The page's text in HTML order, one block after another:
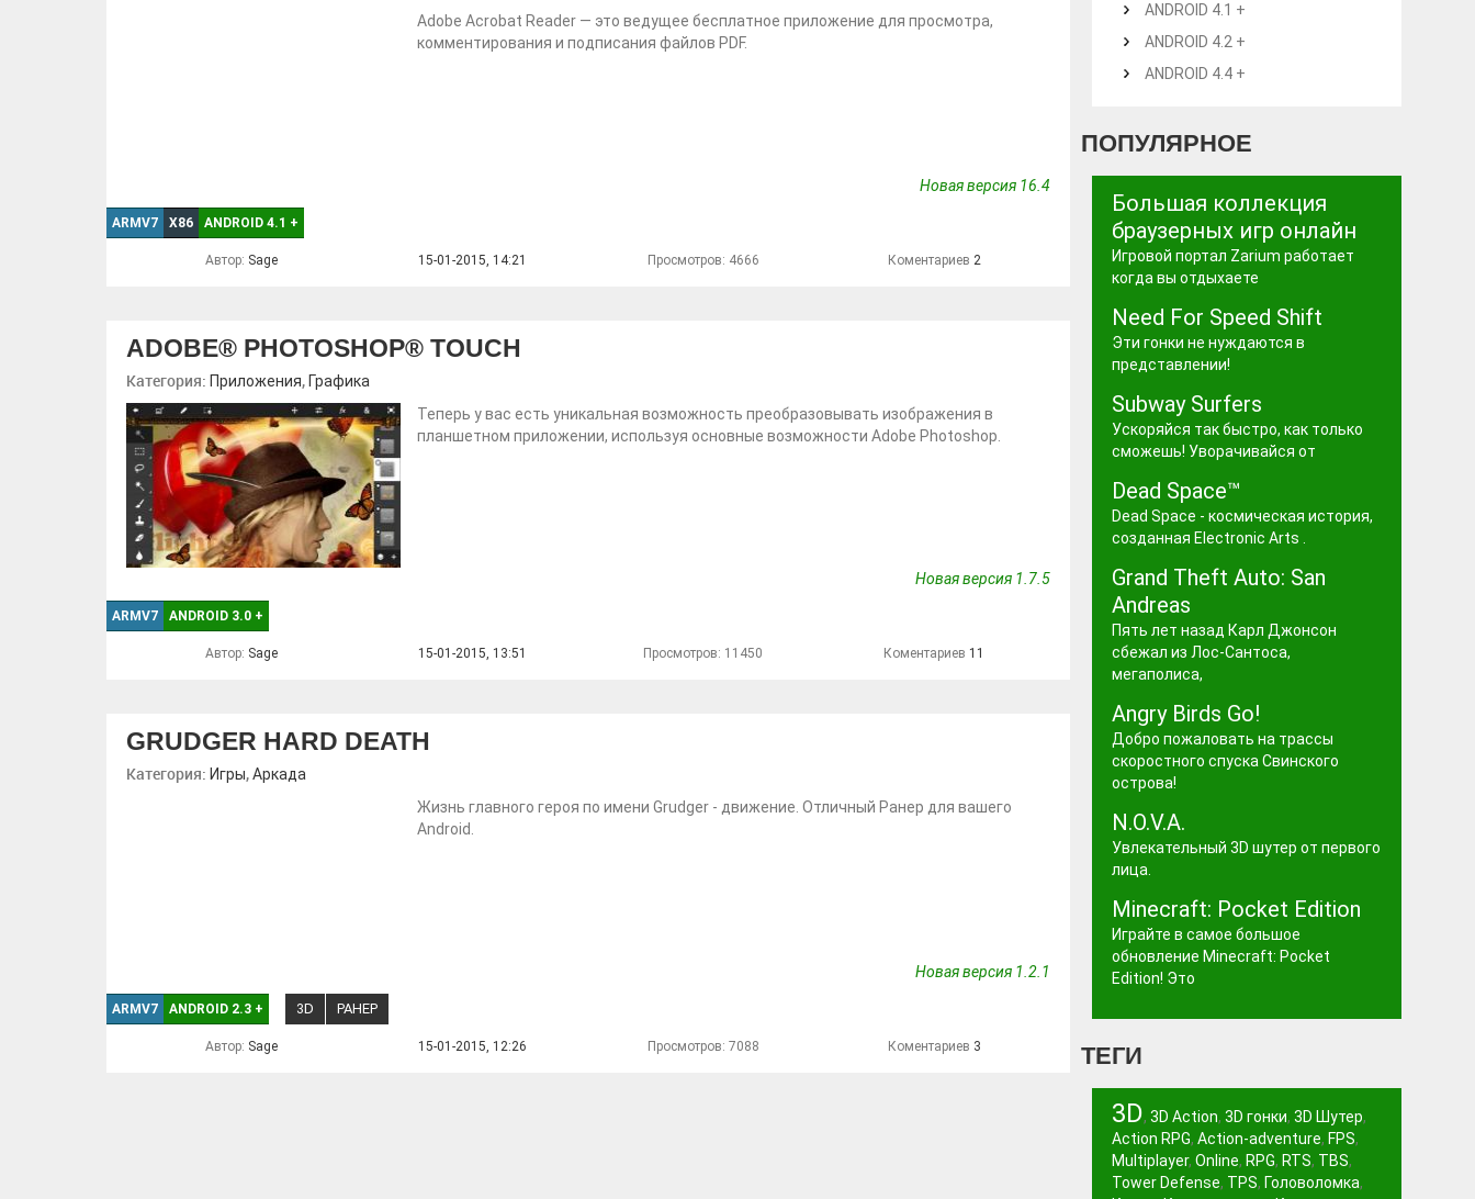
Adobe Acrobat Reader — это ведущее бесплатное приложение для просмотра,
комментирования и подписания файлов PDF.
Новая версия 16.4
ARMV7 X86 ANDROID 4.1 +
Автор: Sage 15-01-2015, 14:21 Просмотров: 4666 Коментариев 2
ADOBE® PHOTOSHOP® TOUCH
Категория: Приложения, Графика
Теперь у вас есть уникальная возможность преобразовывать изображения в
планшетном приложении, используя основные возможности Adobe Photoshop.
Новая версия 1.7.5
ARMV7 ANDROID 3.0 +
Автор: Sage 15-01-2015, 13:51 Просмотров: 11450 Коментариев 11
GRUDGER HARD DEATH
Категория: Игры,Аркада
Жизнь главного героя по имени Grudger - движение. Отличный Ранер для вашего
Android.
Новая версия 1.2.1
ARMV7 ANDROID 2.3 + 3D РАНЕР
Автор: Sage 15-01-2015, 12:26 Просмотров: 7088 Коментариев 3
ANDROID 4.1 +
ANDROID 4.2 +
ANDROID 4.4 +
ПОПУЛЯРНОЕ
Большая коллекция
браузерных игр онлайн
Игровой портал Zarium работает
когда вы отдыхаете
Need For Speed Shift
Эти гонки не нуждаются в
представлении!
Subway Surfers
Ускоряйся так быстро, как только
сможешь! Уворачивайся от
Dead Space™
Dead Space - космическая история,
созданная Electronic Arts .
Grand Theft Auto: San
Andreas
Пять лет назад Карл Джонсон
сбежал из Лос-Сантоса,
мегаполиса,
Angry Birds Go!
Добро пожаловать на трассы
скоростного спуска Свинского
острова!
N.O.V.A.
Увлекательный 3D шутер от первого
лица.
Minecraft: Pocket Edition
Играйте в самое большое
обновление Minecraft: Pocket
Edition! Это
ТЕГИ
3D, 3D Action, 3D гонки, 3D Шутер,
Action RPG, Action-adventure, FPS,
Multiplayer, Online, RPG, RTS, TBS,
Tower Defense, TPS, Головоломка,